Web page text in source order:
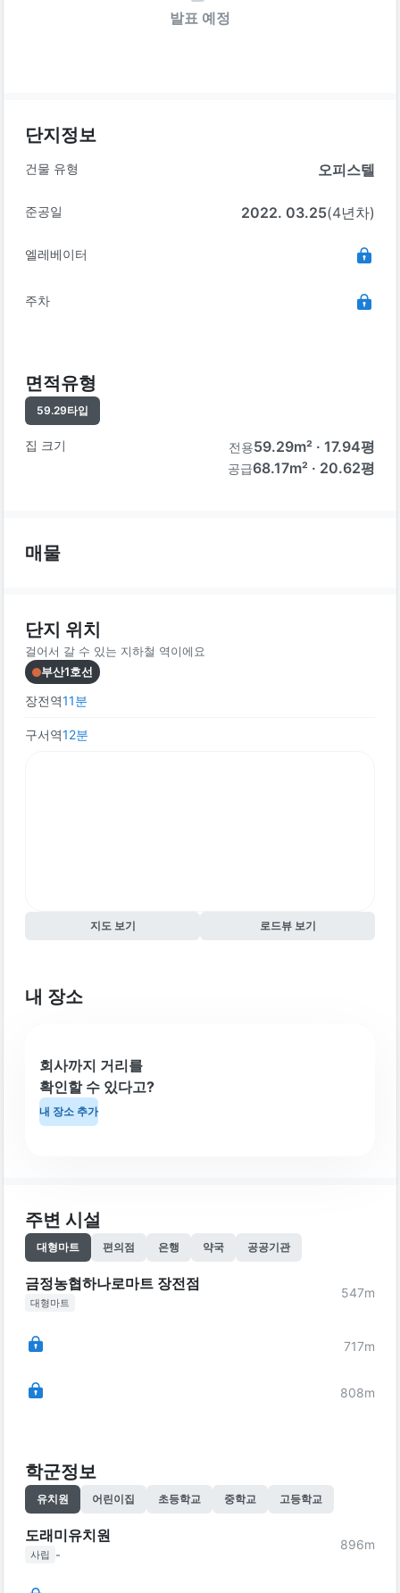
발표 예정
단지정보
건물 유형 오피스텔
준공일 2022. 03.25(4년차)
엘레베이터
주차
면적유형
59.29타입
집 크기 전용59.29m² · 17.94평
공급68.17m² · 20.62평
매물
단지 위치
걸어서 갈 수 있는 지하철 역이에요
부산1호선
장전역11분
구서역12분
지도 보기 로드뷰 보기
내 장소
회사까지 거리를
확인할 수 있다고?
내 장소 추가
주변 시설
대형마트 편의점 은행 약국 공공기관
금정농협하나로마트 장전점
대형마트
547m
717m
808m
학군정보
유치원 어린이집 초등학교 중학교 고등학교
도래미유치원
사립 -
896m